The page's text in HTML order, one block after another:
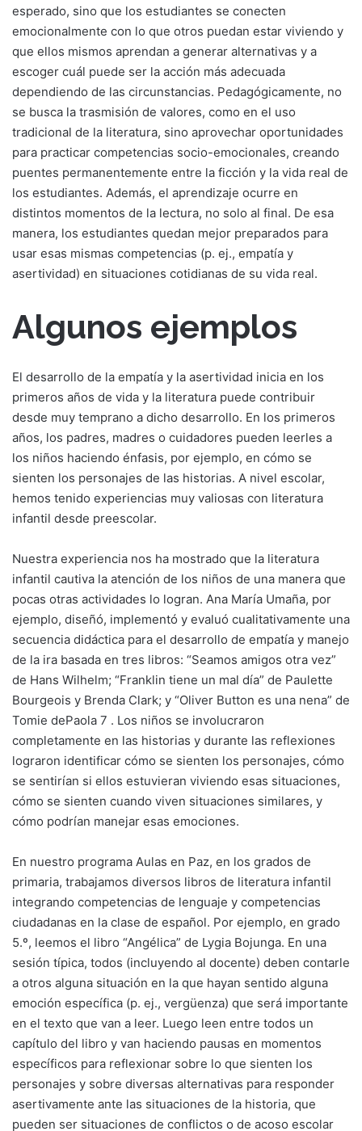
esperado, sino que los estudiantes se conecten
emocionalmente con lo que otros puedan estar viviendo y
que ellos mismos aprendan a generar alternativas y a
escoger cuál puede ser la acción más adecuada
dependiendo de las circunstancias. Pedagógicamente, no
se busca la trasmisión de valores, como en el uso
tradicional de la literatura, sino aprovechar oportunidades
para practicar competencias socio-emocionales, creando
puentes permanentemente entre la ficción y la vida real de
los estudiantes. Además, el aprendizaje ocurre en
distintos momentos de la lectura, no solo al final. De esa
manera, los estudiantes quedan mejor preparados para
usar esas mismas competencias (p. ej., empatía y
asertividad) en situaciones cotidianas de su vida real.
Algunos ejemplos
El desarrollo de la empatía y la asertividad inicia en los
primeros años de vida y la literatura puede contribuir
desde muy temprano a dicho desarrollo. En los primeros
años, los padres, madres o cuidadores pueden leerles a
los niños haciendo énfasis, por ejemplo, en cómo se
sienten los personajes de las historias. A nivel escolar,
hemos tenido experiencias muy valiosas con literatura
infantil desde preescolar.
Nuestra experiencia nos ha mostrado que la literatura
infantil cautiva la atención de los niños de una manera que
pocas otras actividades lo logran. Ana María Umaña, por
ejemplo, diseñó, implementó y evaluó cualitativamente una
secuencia didáctica para el desarrollo de empatía y manejo
de la ira basada en tres libros: “Seamos amigos otra vez”
de Hans Wilhelm; “Franklin tiene un mal día” de Paulette
Bourgeois y Brenda Clark; y “Oliver Button es una nena” de
Tomie dePaola 7 . Los niños se involucraron
completamente en las historias y durante las reflexiones
lograron identificar cómo se sienten los personajes, cómo
se sentirían si ellos estuvieran viviendo esas situaciones,
cómo se sienten cuando viven situaciones similares, y
cómo podrían manejar esas emociones.
En nuestro programa Aulas en Paz, en los grados de
primaria, trabajamos diversos libros de literatura infantil
integrando competencias de lenguaje y competencias
ciudadanas en la clase de español. Por ejemplo, en grado
5.º, leemos el libro “Angélica” de Lygia Bojunga. En una
sesión típica, todos (incluyendo al docente) deben contarle
a otros alguna situación en la que hayan sentido alguna
emoción específica (p. ej., vergüenza) que será importante
en el texto que van a leer. Luego leen entre todos un
capítulo del libro y van haciendo pausas en momentos
específicos para reflexionar sobre lo que sienten los
personajes y sobre diversas alternativas para responder
asertivamente ante las situaciones de la historia, que
pueden ser situaciones de conflictos o de acoso escolar